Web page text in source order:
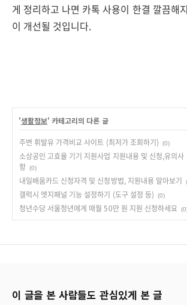
게 정리하고 나면 카톡 사용이 한결 깔끔해
이 개선될 것입니다.
'생활정보' 카테고리의 다른 글
주변 휘발유 가격비교 사이트 (최저가 조회하기) (0)
소상공인 고효율 기기 지원사업 지원내용 및 신청,유의사
항 (0)
내일배움카드 신청자격 및 신청방법, 지원내용 알아보기
갤럭시 엣지패널 기능 설정하기 (도구 설정 등) (0)
청년수당 서울청년에게 매월 50만 원 지원 신청하세요
이 글을 본 사람들도 관심있게 본 글